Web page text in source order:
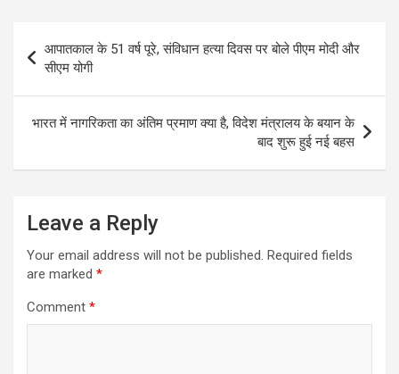
navigation
आपातकाल के 51 वर्ष पूरे, संविधान हत्या दिवस पर बोले पीएम मोदी और
सीएम योगी
भारत में नागरिकता का अंतिम प्रमाण क्या है, विदेश मंत्रालय के बयान के
बाद शुरू हुई नई बहस
Leave a Reply
Your email address will not be published. Required fields
are marked *
Comment *